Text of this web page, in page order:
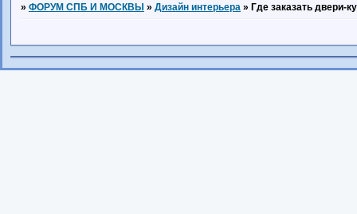
» ФОРУМ СПБ И МОСКВЫ » Дизайн интерьера » Где заказать двери-